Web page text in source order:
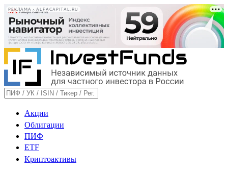
РЕКЛАМА • ALFACAPITAL.RU
Акции
Облигации
ПИФ
ETF
Криптоактивы